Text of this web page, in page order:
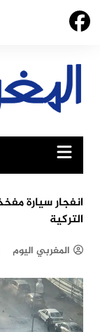
Skip
انفجار سيارة
التركية
المغربي اليوم